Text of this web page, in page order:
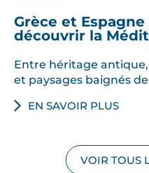
Grèce et
découvrir la
Entre héritage
et paysages baignés
EN SAVOIR PLUS
VOIR TOUS